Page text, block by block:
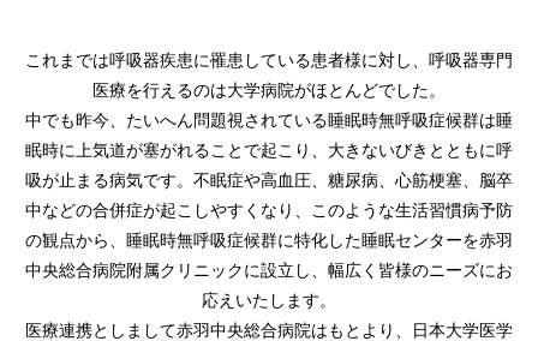
これまでは呼吸器疾患に罹患している患者様に対し、呼吸器専門
医療を行えるのは大学病院がほとんどでした。
中でも昨今、たいへん問題視されている睡眠時無呼吸症候群は睡
眠時に上気道が塞がれることで起こり、大きないびきとともに呼
吸が止まる病気です。不眠症や高血圧、糖尿病、心筋梗塞、脳卒
中などの合併症が起こしやすくなり、このような生活習慣病予防
の観点から、睡眠時無呼吸症候群に特化した睡眠センターを赤羽
中央総合病院附属クリニックに設立し、幅広く皆様のニーズにお
応えいたします。
医療連携としまして赤羽中央総合病院はもとより、日本大学医学